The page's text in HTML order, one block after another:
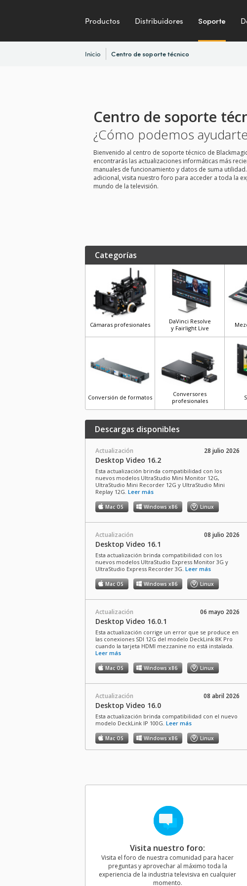
Productos Distribuidores Soporte
Inicio Centro de soporte técnico
Centro de soporte
¿Cómo podemos
Bienvenido al centro de soporte técnico de
encontrarás las actualizaciones informáticas más
manuales de funcionamiento y datos de suma
adicional, visita nuestro foro para acceder a toda la
mundo de la televisión.
Categorías
Cámaras profesionales
DaVinci Resolve
y Fairlight Live
Conversión de formatos
Conversores
profesionales
Descargas disponibles
Actualización 28 julio 2026
Desktop Video 16.2
Esta actualización brinda compatibilidad con los
nuevos modelos UltraStudio Mini Monitor 12G,
UltraStudio Mini Recorder 12G y UltraStudio Mini
Replay 12G. Leer más
Mac OS Windows x86 Linux
Actualización 08 julio 2026
Desktop Video 16.1
Esta actualización brinda compatibilidad con los
nuevos modelos UltraStudio Express Monitor 3G y
UltraStudio Express Recorder 3G. Leer más
Mac OS Windows x86 Linux
Actualización 06 mayo 2026
Desktop Video 16.0.1
Esta actualización corrige un error que se produce en
las conexiones SDI 12G del modelo DeckLink 8K Pro
cuando la tarjeta HDMI mezzanine no está instalada.
Leer más
Mac OS Windows x86 Linux
Actualización 08 abril 2026
Desktop Video 16.0
Esta actualización brinda compatibilidad con el nuevo
modelo DeckLink IP 100G. Leer más
Mac OS Windows x86 Linux
Este conjunto de herramientas para desarrolladores
para todos los modelos Desktop Video
Windows x86
Actualización 15 diciembre 2025
Desktop Video 15.3.1
Esta actualización corrige varios errores en los
modelos DeckLink, UltraStudio e Intensity, además de
ofrecer mejoras generales en el funcionamiento y la
Visita nuestro foro:
Visita el foro de nuestra comunidad para hacer
preguntas y aprovechar al máximo toda la
experiencia de la industria televisiva en cualquier
momento.